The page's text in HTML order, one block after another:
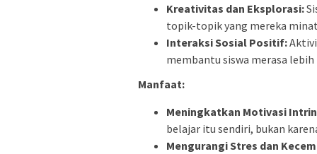
Kreativitas dan Eksplorasi:
topik-topik yang mereka
Interaksi Sosial Positif:
membantu siswa merasa
Manfaat:
Meningkatkan Motivasi
belajar itu sendiri, bukan
Mengurangi Stres dan